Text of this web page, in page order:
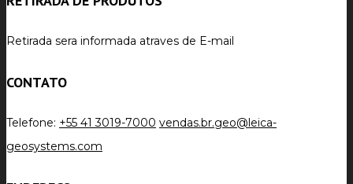
Retirada sera informada atraves de E-mail
CONTATO
Telefone: +55 41 3019-7000 vendas.br.geo@leica-
geosystems.com